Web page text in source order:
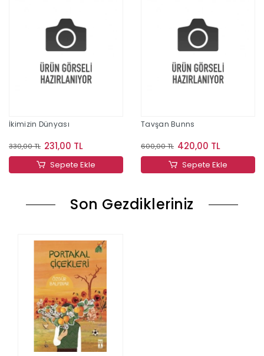
İkimizin Dünyası
330,00 TL 231,00 TL
Sepete Ekle
Tavşan Bunns
600,00 TL 420,00 TL
Sepete Ekle
Son Gezdikleriniz